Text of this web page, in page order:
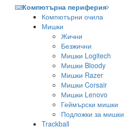
Компютърна периферия
Компютърни очила
Мишки
Жични
Безжични
Мишки Logitech
Мишки Bloody
Мишки Razer
Мишки Corsair
Мишки Lenovo
Геймърски мишки
Подложки за мишки
Trackball